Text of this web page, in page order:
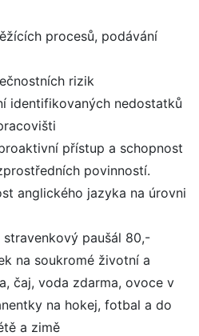
procesů, podávání
rizik
identifikovaných nedostatků
přístup a schopnost
povinností.
anglického jazyka na úrovni
paušál 80,-
na soukromé životní a
čaj, voda zdarma, ovoce v
na hokej, fotbal a do
a zimě